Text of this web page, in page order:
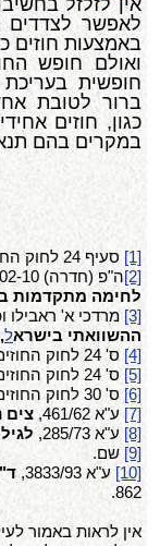
אין לזלזל
לאפשר לצדדים
באמצעות חוזים
ואולם חופש
חופשית
ברור לטובת
כגון, חוזים
במקרים בהם
[1] סעיף 24 לחוק החוזים (חלק כללי), התשל"ג-1973.
[2]ה"פ (חדרה) 2286-02-10 -
לחימה מתקדמות
[3] מרדכי א' ראבילו
ההשוואתי בישראל
[4] ס' 24 לחוק החוזים (חלק כללי), התשל"ג-1973.
[5] ס' 24 לחוק החוזים (חלק כללי), התשל"ג-1973.
[6]ס' 30 לחוק החוזים (חלק כללי), התשל"ג-1973.
[7] ע"א 461/62, צים
[8] ע"א 285/73,
[9] שם.
[10] ע"א 3833/93,
862.
אין לראות באמור